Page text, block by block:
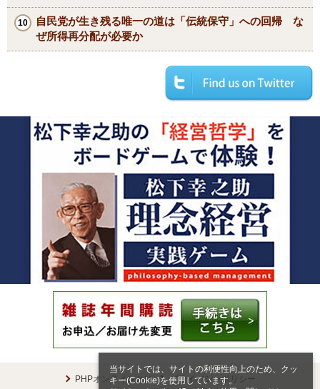
当サイトでは、サイトの利便性向上のため、クッ
キー(Cookie)を使用しています。
自民党が生き残る唯一の道は「伝統保守」への回帰 な
ぜ所得再分配が必要か
PHPオンラインとは プライバシーポリシー